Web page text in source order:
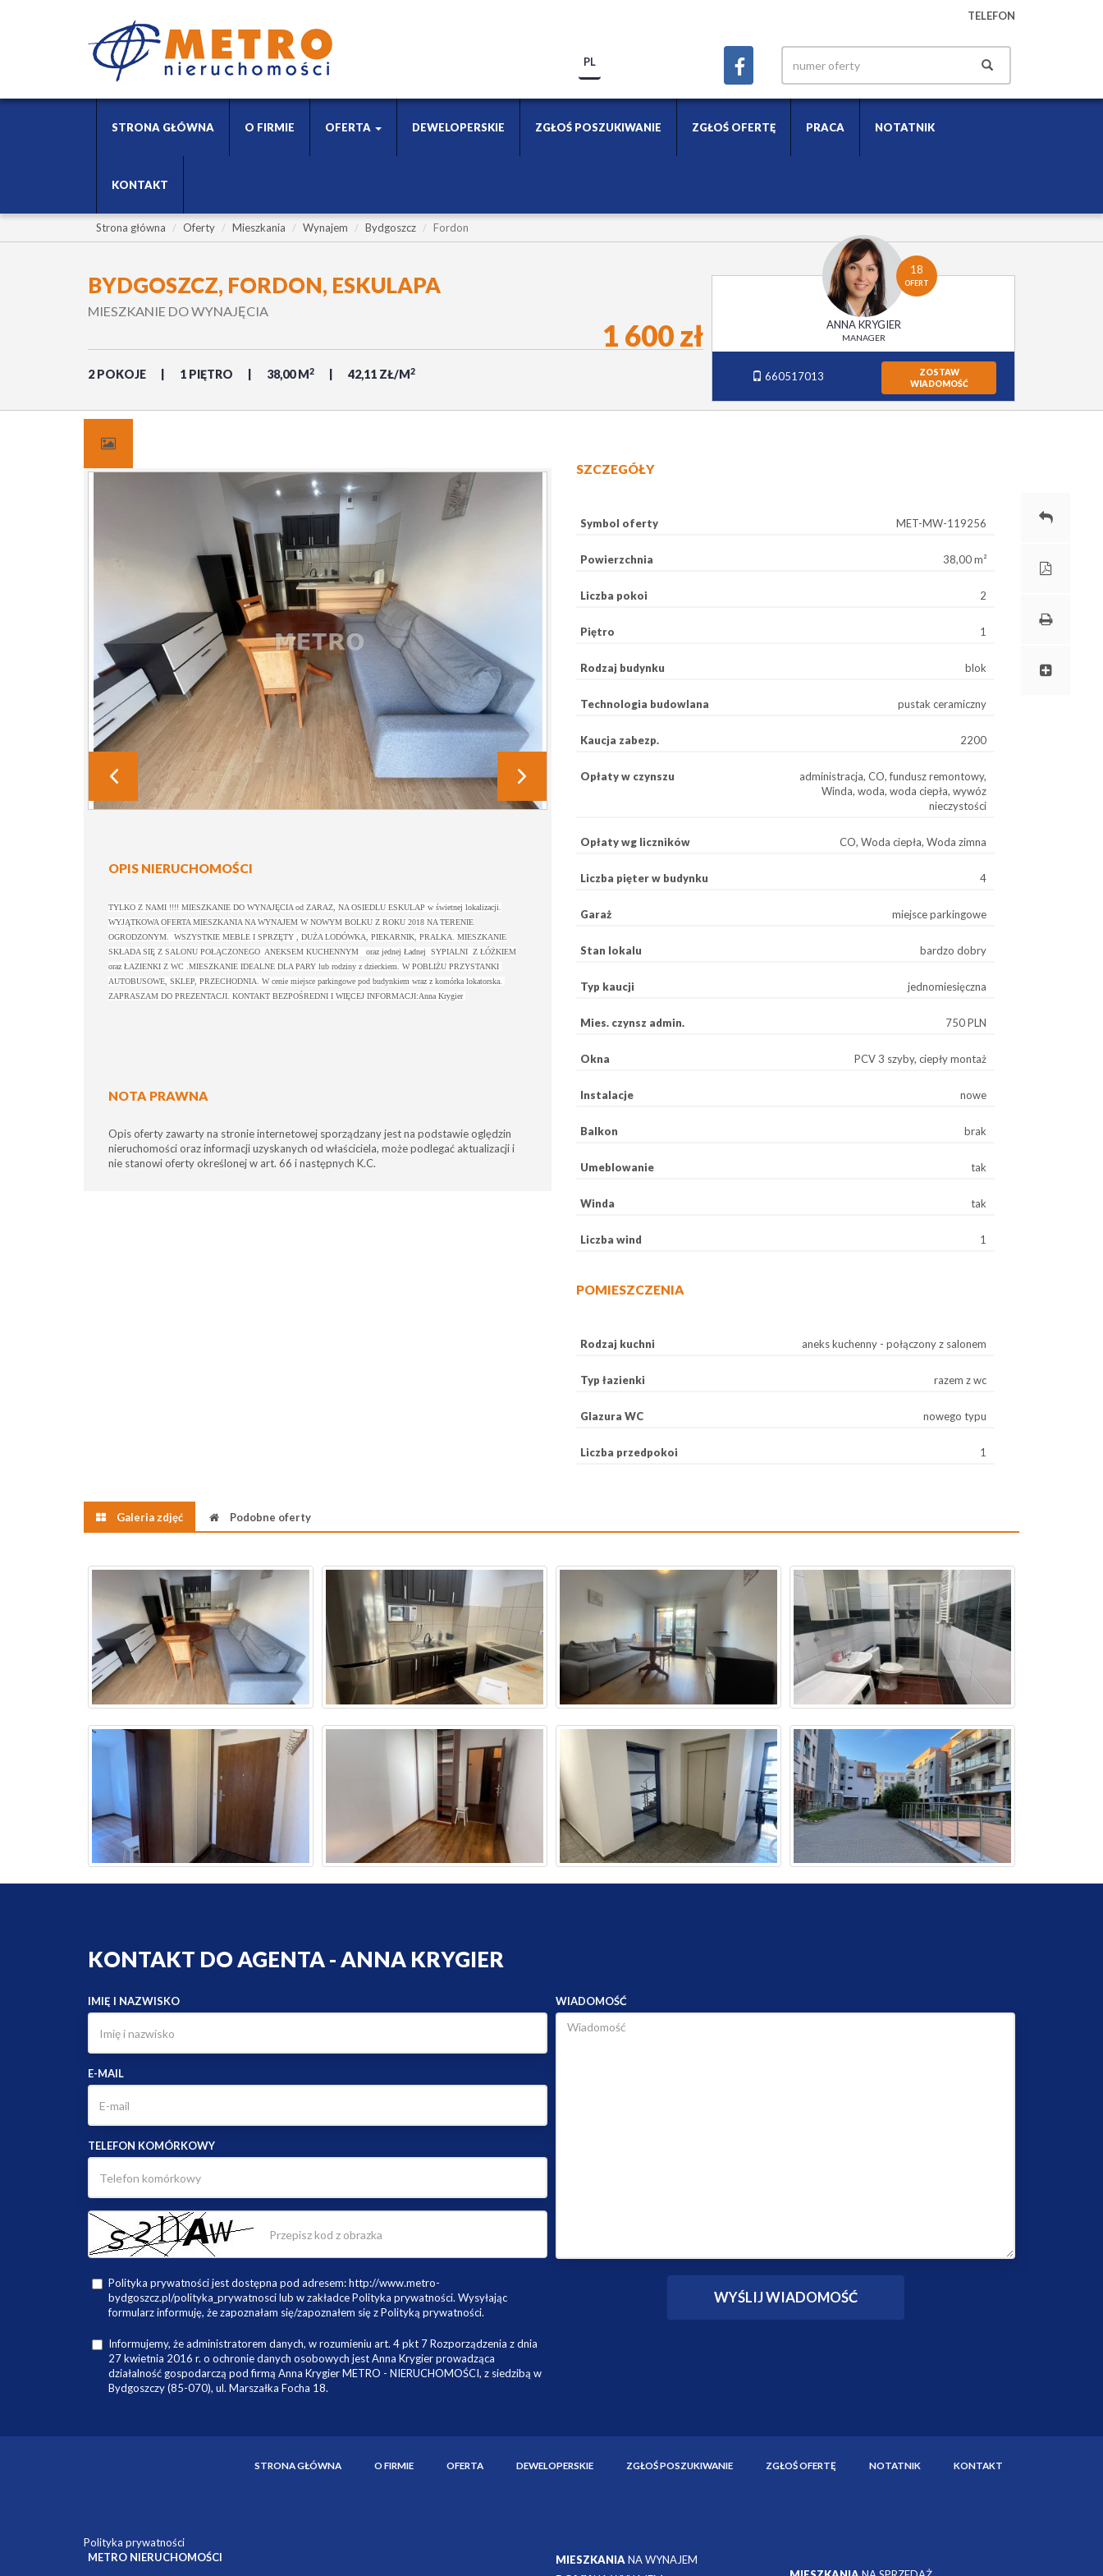
TELEFON
PL
STRONA GŁÓWNA O FIRMIE OFERTA DEWELOPERSKIE ZGŁOŚ POSZUKIWANIE ZGŁOŚ OFERTĘ PRACA NOTATNIK
KONTAKT
Strona główna Oferty Mieszkania Wynajem Bydgoszcz Fordon
BYDGOSZCZ, FORDON, ESKULAPA
MIESZKANIE DO WYNAJĘCIA
2 POKOJE 1 PIĘTRO 38,00 M2 42,11 ZŁ/M2
1 600 zł
18
OFERT
ANNA KRYGIER
MANAGER
660517013
ZOSTAW
WIADOMOŚĆ
OPIS NIERUCHOMOŚCI
TYLKO Z NAMI !!!! MIESZKANIE DO WYNAJĘCIA od ZARAZ, NA OSIEDLU ESKULAP w świetnej lokalizacji.
WYJĄTKOWA OFERTA MIESZKANIA NA WYNAJEM W NOWYM BOLKU Z ROKU 2018 NA TERENIE
OGRODZONYM. WSZYSTKIE MEBLE I SPRZĘTY , DUŻA LODÓWKA, PIEKARNIK, PRALKA. MIESZKANIE
SKŁADA SIĘ Z SALONU POŁĄCZONEGO ANEKSEM KUCHENNYM oraz jednej Ładnej SYPIALNI Z ŁÓŻKIEM
oraz ŁAZIENKI Z WC .MIESZKANIE IDEALNE DLA PARY lub rodziny z dzieckiem. W POBLIŻU PRZYSTANKI
AUTOBUSOWE, SKLEP, PRZECHODNIA. W cenie miejsce parkingowe pod budynkiem wraz z komórka lokatorska.
ZAPRASZAM DO PREZENTACJI. KONTAKT BEZPOŚREDNI I WIĘCEJ INFORMACJI:Anna Krygier
NOTA PRAWNA
Opis oferty zawarty na stronie internetowej sporządzany jest na podstawie oględzin
nieruchomości oraz informacji uzyskanych od właściciela, może podlegać aktualizacji i
nie stanowi oferty określonej w art. 66 i następnych K.C.
SZCZEGÓŁY
Symbol oferty MET-MW-119256
Powierzchnia 38,00 m²
Liczba pokoi 2
Piętro 1
Rodzaj budynku blok
Technologia budowlana pustak ceramiczny
Kaucja zabezp. 2200
Opłaty w czynszu
administracja, CO, fundusz remontowy,
Winda, woda, woda ciepła, wywóz
nieczystości
Opłaty wg liczników CO, Woda ciepła, Woda zimna
Liczba pięter w budynku 4
Garaż miejsce parkingowe
Stan lokalu bardzo dobry
Typ kaucji jednomiesięczna
Mies. czynsz admin. 750 PLN
Okna PCV 3 szyby, ciepły montaż
Instalacje nowe
Balkon brak
Umeblowanie tak
Winda tak
Liczba wind 1
POMIESZCZENIA
Rodzaj kuchni aneks kuchenny - połączony z salonem
Typ łazienki razem z wc
Glazura WC nowego typu
Liczba przedpokoi 1
Galeria zdjęć Podobne oferty
KONTAKT DO AGENTA - ANNA KRYGIER
IMIĘ I NAZWISKO
E-MAIL
TELEFON KOMÓRKOWY
Polityka prywatności jest dostępna pod adresem: http://www.metro-
bydgoszcz.pl/polityka_prywatnosci lub w zakładce Polityka prywatności. Wysyłając
formularz informuję, że zapoznałam się/zapoznałem się z Polityką prywatności.
Informujemy, że administratorem danych, w rozumieniu art. 4 pkt 7 Rozporządzenia z dnia
27 kwietnia 2016 r. o ochronie danych osobowych jest Anna Krygier prowadząca
działalność gospodarczą pod firmą Anna Krygier METRO - NIERUCHOMOŚCI, z siedzibą w
Bydgoszczy (85-070), ul. Marszałka Focha 18.
WIADOMOŚĆ
STRONA GŁÓWNA O FIRMIE OFERTA DEWELOPERSKIE ZGŁOŚ POSZUKIWANIE ZGŁOŚ OFERTĘ NOTATNIK KONTAKT
Polityka prywatności
METRO NIERUCHOMOŚCI
MIESZKANIANA WYNAJEM